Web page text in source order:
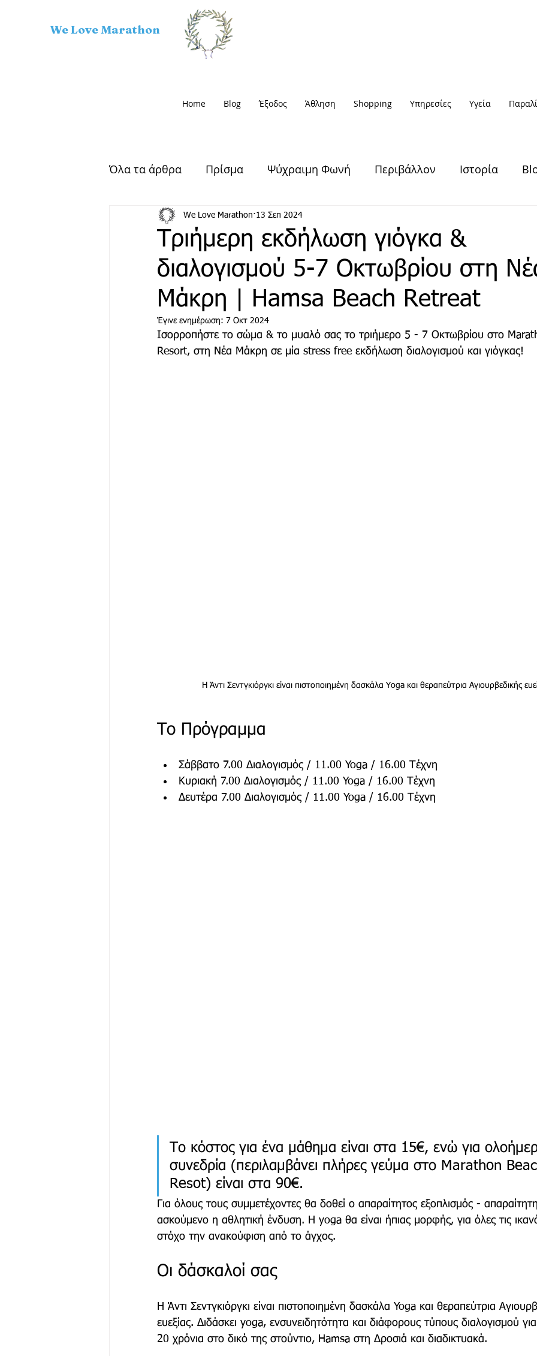
We Love Marathon
Home Blog Έξοδος Άθληση Shopping Υπηρεσίες Υγεία
Όλα τα άρθρα Πρίσμα Ψύχραιμη Φωνή Περιβάλλον Ιστορία
Αρχαίος Μαραθώνας Υγεία & Ευεξία
Μαραθώνιος Δρόμος Έξοδος Πρόσωπα Αφηγήσεις Νέα /
Μόδα & Ομορφιά
Χορηγός Επικοινωνίας Μαραθώνια Μονοπάτια
Τριήμερη εκδήλωση γιόγκα &
διαλογισμού 5-7 Οκτωβρίου στη
Μάκρη | Hamsa Beach Retreat
We Love Marathon 13 Σεπ 2024
Έγινε ενημέρωση: 7 Οκτ 2024
Ισορροπήστε το σώμα & το μυαλό σας το τριήμερο 5 - 7 Οκτωβρίου στο
Resort, στη Νέα Μάκρη σε μία stress free εκδήλωση διαλογισμού και γιόγκας!
Η Άντι Σεντγκιόργκι είναι πιστοποιημένη δασκάλα Yoga και θεραπεύτρια Αγιουρβεδικής
Το Πρόγραμμα
Σάββατο 7.00 Διαλογισμός / 11.00 Yoga / 16.00 Τέχνη
Κυριακή 7.00 Διαλογισμός / 11.00 Yoga / 16.00 Τέχνη
Δευτέρα 7.00 Διαλογισμός / 11.00 Yoga / 16.00 Τέχνη
Το κόστος για ένα μάθημα είναι στα 15€, ενώ για
συνεδρία (περιλαμβάνει πλήρες γεύμα στο Marathon
Resot) είναι στα 90€.
Για όλους τους συμμετέχοντες θα δοθεί ο απαραίτητος εξοπλισμός -
ασκούμενο η αθλητική ένδυση. Η yoga θα είναι ήπιας μορφής, για όλες τις
στόχο την ανακούφιση από το άγχος.
Οι δάσκαλοί σας
Η Άντι Σεντγκιόργκι είναι πιστοποιημένη δασκάλα Yoga και θεραπεύτρια
ευεξίας. Διδάσκει yoga, ενσυνειδητότητα και διάφορους τύπους διαλογισμού
20 χρόνια στο δικό της στούντιο, Hamsa στη Δροσιά και διαδικτυακά.